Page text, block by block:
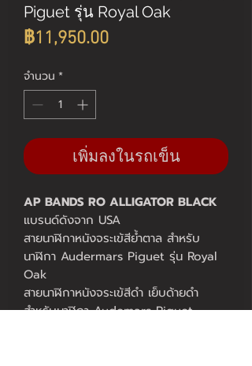
Piguet รุ่น Royal Oak
฿11,950.00ราคา
จำนวน *
เพิ่มลงในรถเข็น
AP BANDS RO ALLIGATOR BLACK
แบรนด์ดังจาก USA
สายนาฬิกาหนังจระเข้สีย้ำตาล สำหรับ
นาฬิกา Audermars Piguet รุ่น Royal
Oak
สายนาฬิกาหนังจระเข้สีดำ เย็บด้ายดำ
สำหรับนาฬิกา Audemars Piguet